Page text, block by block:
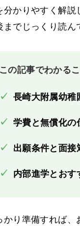
分かりやすく解説
までじっくり読ん
この記事でわかる
✓ 長崎大附属幼稚
✓ 学費と無償化の
✓ 出願条件と面接
✓ 内部進学とおす
かり準備すれば